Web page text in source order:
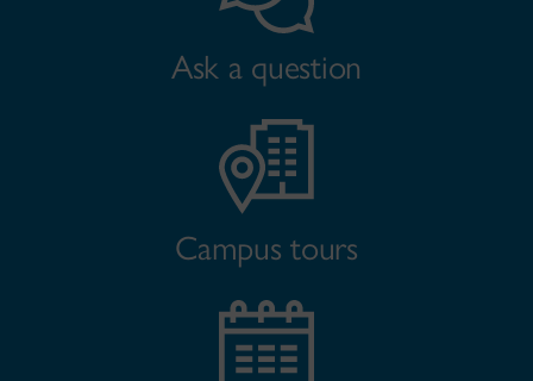
Ask a question
Campus tours